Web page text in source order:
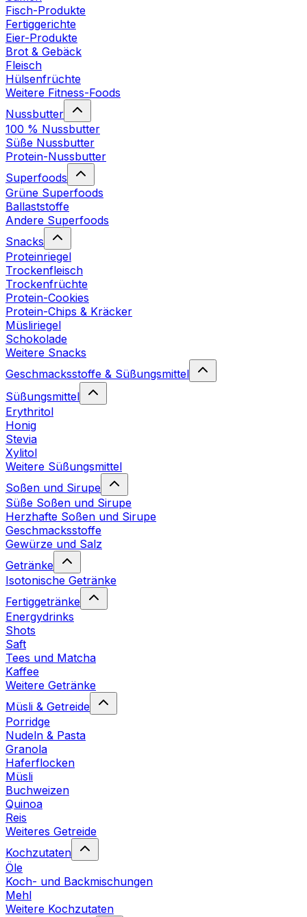
Fisch-Produkte
Fertiggerichte
Eier-Produkte
Brot & Gebäck
Fleisch
Hülsenfrüchte
Weitere Fitness-Foods
Nussbutter
100 % Nussbutter
Süße Nussbutter
Protein-Nussbutter
Superfoods
Grüne Superfoods
Ballaststoffe
Andere Superfoods
Snacks
Proteinriegel
Trockenfleisch
Trockenfrüchte
Protein-Cookies
Protein-Chips & Kräcker
Müsliriegel
Schokolade
Weitere Snacks
Geschmacksstoffe & Süßungsmittel
Süßungsmittel
Erythritol
Honig
Stevia
Xylitol
Weitere Süßungsmittel
Soßen und Sirupe
Süße Soßen und Sirupe
Herzhafte Soßen und Sirupe
Geschmacksstoffe
Gewürze und Salz
Getränke
Isotonische Getränke
Fertiggetränke
Energydrinks
Shots
Saft
Tees und Matcha
Kaffee
Weitere Getränke
Müsli & Getreide
Porridge
Nudeln & Pasta
Granola
Haferflocken
Müsli
Buchweizen
Quinoa
Reis
Weiteres Getreide
Kochzutaten
Öle
Koch- und Backmischungen
Mehl
Weitere Kochzutaten